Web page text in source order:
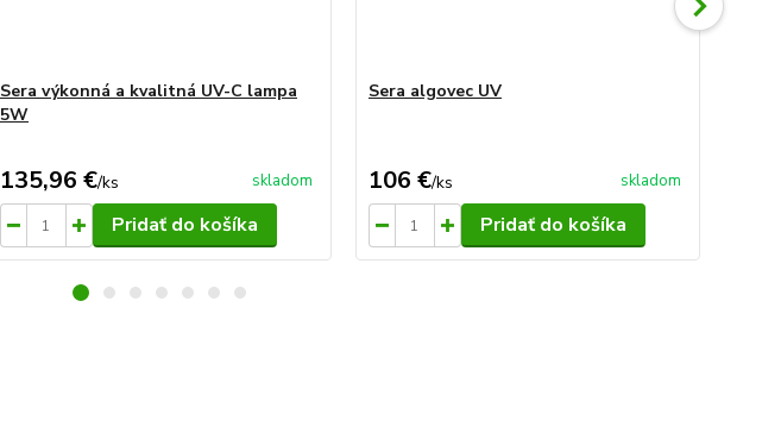
Sera výkonná a kvalitná UV-C lampa
5W
135,96 €/ks skladom
Pridať do košíka
Sera algovec UV
106 €/ks skladom
Pridať do košíka